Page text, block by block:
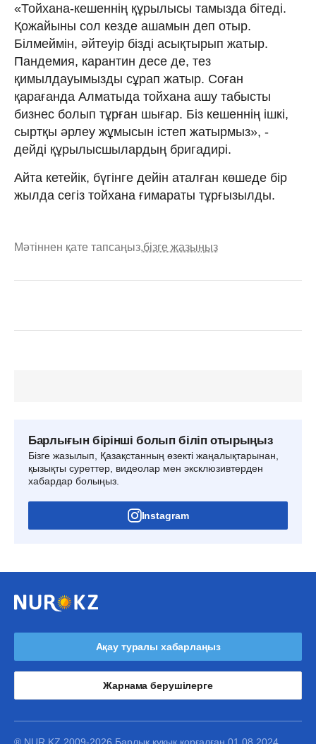
«Тойхана-кешеннің құрылысы тамызда бітеді.
Қожайыны сол кезде ашамын деп отыр.
Білмеймін, әйтеуір бізді асықтырып жатыр.
Пандемия, карантин десе де, тез
қимылдауымызды сұрап жатыр. Соған
қарағанда Алматыда тойхана ашу табысты
бизнес болып тұрған шығар. Біз кешеннің ішкі,
сыртқы әрлеу жұмысын істеп жатырмыз», -
дейді құрылысшылардың бригадирі.
Айта кетейік, бүгінге дейін аталған көшеде бір
жылда сегіз тойхана ғимараты тұрғызылды.
Мәтіннен қате тапсаңыз,бізге жазыңыз
Барлығын бірінші болып біліп отырыңыз
Бізге жазылып, Қазақстанның өзекті жаңалықтарынан,
қызықты суреттер, видеолар мен эксклюзивтерден
хабардар болыңыз.
Instagram
Ақау туралы хабарлаңыз
Жарнама берушілерге